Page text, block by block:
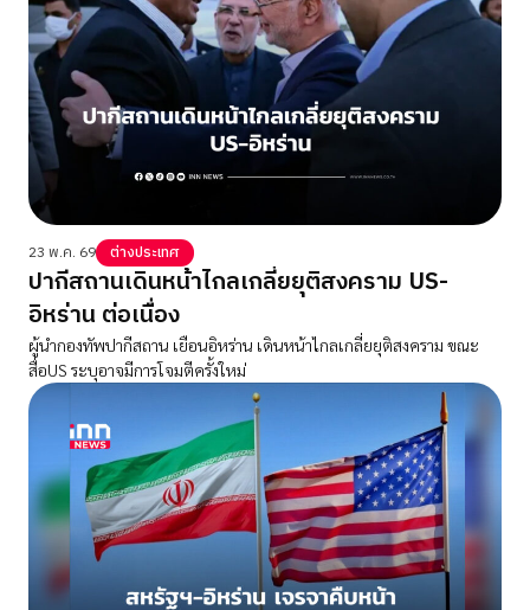
23 พ.ค. 69 ต่างประเทศ
ปากีสถานเดินหน้าไกลเกลี่ยยุติสงคราม US-
อิหร่าน ต่อเนื่อง
ผู้นำกองทัพปากีสถาน เยือนอิหร่าน เดินหน้าไกลเกลี่ยยุติสงคราม ขณะ
สื่อUS ระบุอาจมีการโจมตีครั้งใหม่